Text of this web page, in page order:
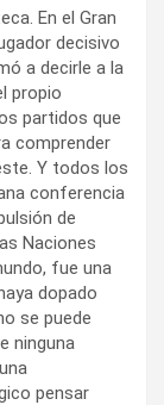
En el Gran
decisivo
a decirle a la
propio
partidos que
comprender
Y todos los
conferencia
de
Naciones
fue una
dopado
se puede
ninguna
pensar